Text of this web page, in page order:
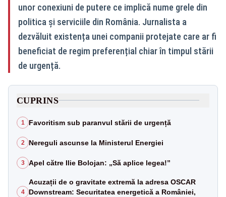
unor conexiuni de putere ce implică nume grele din
politica și serviciile din România. Jurnalista a
dezvăluit existența unei companii protejate care ar fi
beneficiat de regim preferențial chiar în timpul stării
de urgență.
CUPRINS
1 Favoritism sub paranvul stării de urgență
2 Nereguli ascunse la Ministerul Energiei
3 Apel către Ilie Bolojan: „Să aplice legea!”
4
Acuzații de o gravitate extremă la adresa OSCAR
Downstream: Securitatea energetică a României,